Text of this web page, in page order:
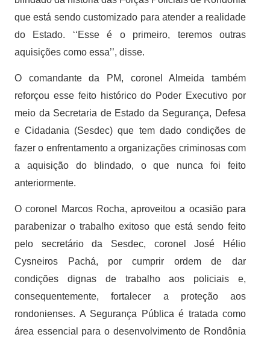
que está sendo customizado para atender a realidade
do Estado. ‘‘Esse é o primeiro, teremos outras
aquisições como essa’’, disse.
O comandante da PM, coronel Almeida também
reforçou esse feito histórico do Poder Executivo por
meio da Secretaria de Estado da Segurança, Defesa
e Cidadania (Sesdec) que tem dado condições de
fazer o enfrentamento a organizações criminosas com
a aquisição do blindado, o que nunca foi feito
anteriormente.
O coronel Marcos Rocha, aproveitou a ocasião para
parabenizar o trabalho exitoso que está sendo feito
pelo secretário da Sesdec, coronel José Hélio
Cysneiros Pachá, por cumprir ordem de dar
condições dignas de trabalho aos policiais e,
consequentemente, fortalecer a proteção aos
rondonienses. A Segurança Pública é tratada como
área essencial para o desenvolvimento de Rondônia